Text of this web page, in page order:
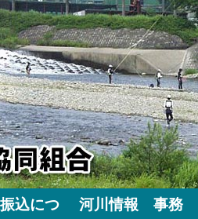
込につ
河川情報 事務